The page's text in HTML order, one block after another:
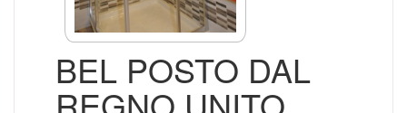
BEL POSTO DAL